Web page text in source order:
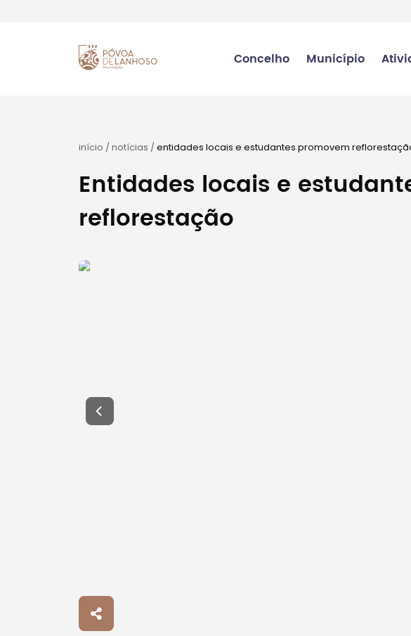
Concelho Município
início /notícias /entidades locais e estudantes promovem
Entidades locais e
reflorestação